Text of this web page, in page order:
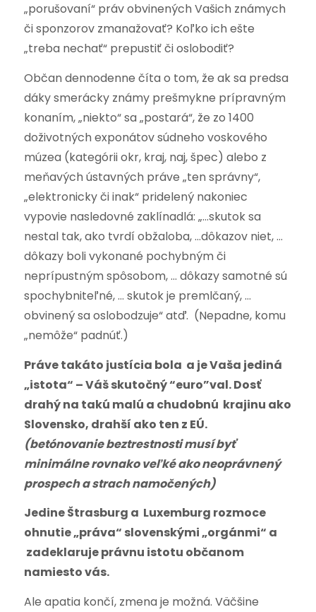
„porušovaní“ práv obvinených Vašich známych
či sponzorov zmanažovať? Koľko ich ešte
„treba nechať“ prepustiť či oslobodiť?
Občan dennodenne číta o tom, že ak sa predsa
dáky smerácky známy prešmykne prípravným
konaním, „niekto“ sa „postará“, že zo 1400
doživotných exponátov súdneho voskového
múzea (kategórii okr, kraj, naj, špec) alebo z
meňavých ústavných práve „ten správny“,
„elektronicky či inak“ pridelený nakoniec
vypovie nasledovné zaklínadlá: „…skutok sa
nestal tak, ako tvrdí obžaloba, …dôkazov niet, …
dôkazy boli vykonané pochybným či
neprípustným spôsobom, … dôkazy samotné sú
spochybniteľné, … skutok je premlčaný, …
obvinený sa oslobodzuje“ atď. (Nepadne, komu
„nemôže“ padnúť.)
Práve takáto justícia bola a je Vaša jediná
„istota“ – Váš skutočný “euro”val. Dosť
drahý na takú malú a chudobnú krajinu ako
Slovensko, drahší ako ten z EÚ.
(betónovanie beztrestnosti musí byť
minimálne rovnako veľké ako neoprávnený
prospech a strach namočených)
Jedine Štrasburg a Luxemburg rozmoce
ohnutie „práva“ slovenskými „orgánmi“ a
zadeklaruje právnu istotu občanom
namiesto vás.
Ale apatia končí, zmena je možná. Väčšine